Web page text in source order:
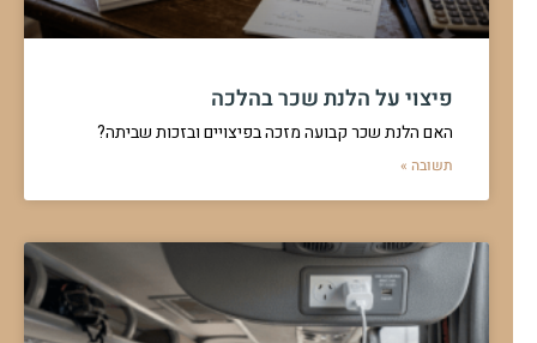
פיצוי על הלנת שכר בהלכה
האם הלנת שכר קבועה מזכה בפיצויים ובזכות שביתה?
תשובה »